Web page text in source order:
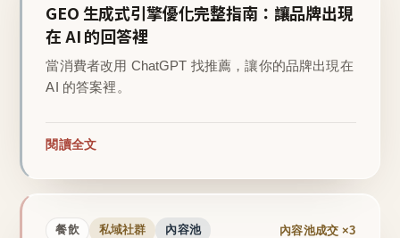
GEO 生成式引擎優化完整指南：讓品牌出現
在 AI 的回答裡
當消費者改用 ChatGPT 找推薦，讓你的品牌出現在
AI 的答案裡。
閱讀全文
餐飲 私域社群 內容池 內容池成交 ×3